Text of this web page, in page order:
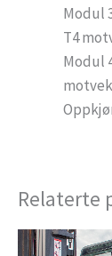
Modul
T4
Modul
Relaterte